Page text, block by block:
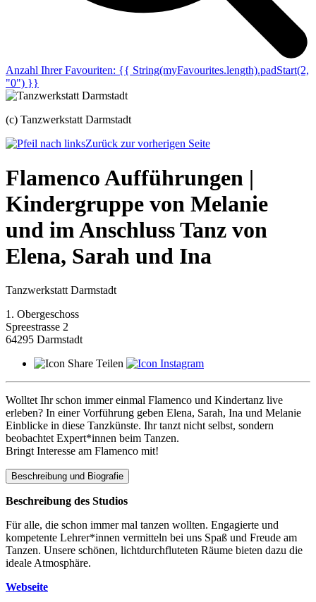
Anzahl Ihrer Favouriten: {{ String(myFavourites.length).padStart(2,
"0") }}
(c) Tanzwerkstatt Darmstadt
Zurück zur vorherigen Seite
Flamenco Aufführungen |
Kindergruppe von Melanie
und im Anschluss Tanz von
Elena, Sarah und Ina
Tanzwerkstatt Darmstadt
1. Obergeschoss
Spreestrasse 2
64295 Darmstadt
Teilen
Wolltet Ihr schon immer einmal Flamenco und Kindertanz live
erleben? In einer Vorführung geben Elena, Sarah, Ina und Melanie
Einblicke in diese Tanzkünste. Ihr tanzt nicht selbst, sondern
beobachtet Expert*innen beim Tanzen.
Bringt Interesse am Flamenco mit!
Beschreibung und Biografie
Beschreibung des Studios
Für alle, die schon immer mal tanzen wollten. Engagierte und
kompetente Lehrer*innen vermitteln bei uns Spaß und Freude am
Tanzen. Unsere schönen, lichtdurchfluteten Räume bieten dazu die
ideale Atmosphäre.
Webseite